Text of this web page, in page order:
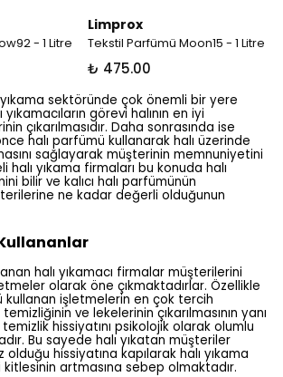
- 1 Litre
Limprox
Tekstil Parfümü Moon15 - 1 Litre
₺ 475.00
yıkama sektöründe çok önemli bir yere
görevi halının en iyi
çıkarılmasıdır. Daha sonrasında ise
halı parfümü kullanarak halı üzerinde
sağlayarak müşterinin memnuniyetini
halı yıkama firmaları bu konuda halı
bilir ve kalıcı halı parfümünün
ne kadar değerli olduğunun
halı yıkamacı firmalar müşterilerini
olarak öne çıkmaktadırlar. Özellikle
kullanan işletmelerin en çok tercih
ve lekelerinin çıkarılmasının yanı
hissiyatını psikolojik olarak olumlu
Bu sayede halı yıkatan müşteriler
olduğu hissiyatına kapılarak halı yıkama
kitlesinin artmasına sebep olmaktadır.